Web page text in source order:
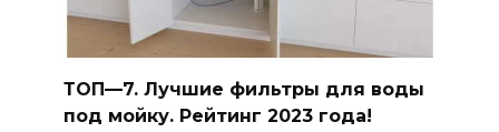
ТОП—7. Лучшие фильтры для воды
под мойку. Рейтинг 2023 года!